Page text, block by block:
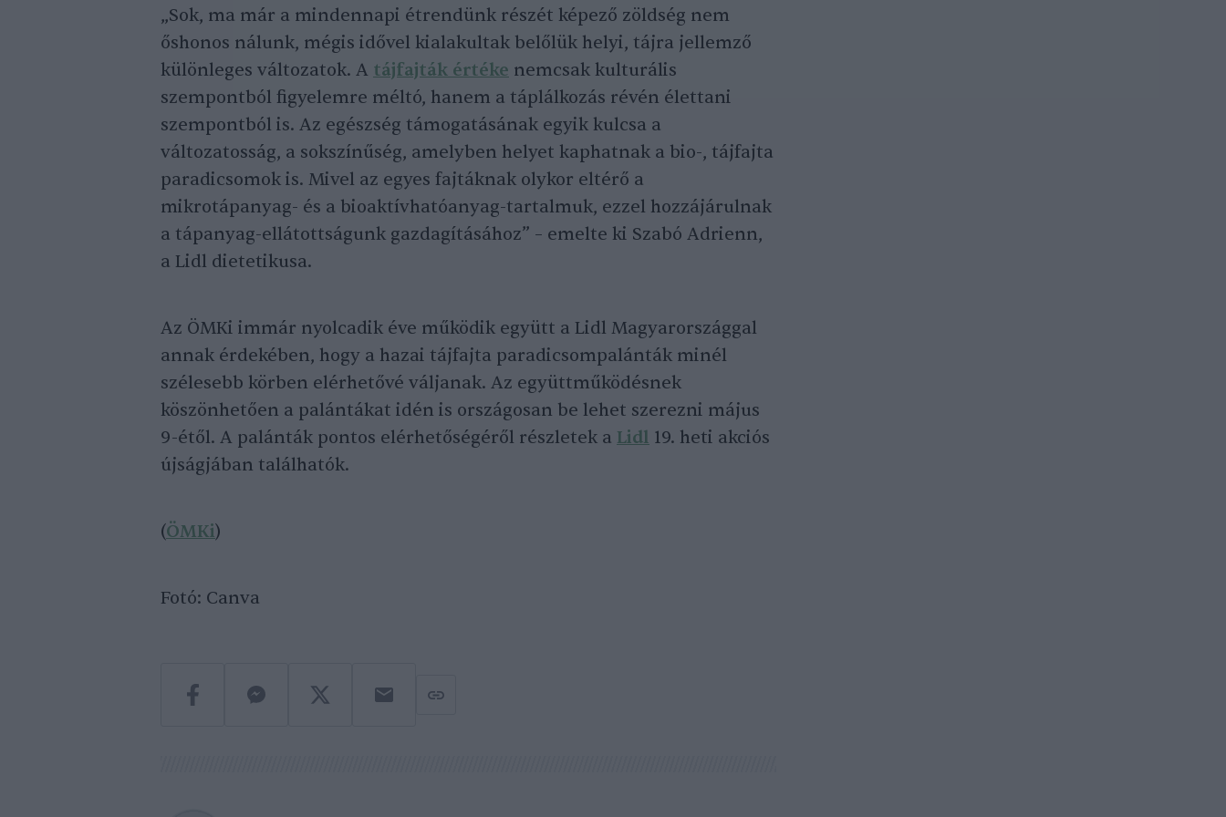
„Sok, ma már a mindennapi étrendünk részét képező zöldség nem
őshonos nálunk, mégis idővel kialakultak belőlük helyi, tájra jellemző
különleges változatok. A tájfajták értéke nemcsak kulturális
szempontból figyelemre méltó, hanem a táplálkozás révén élettani
szempontból is. Az egészség támogatásának egyik kulcsa a
változatosság, a sokszínűség, amelyben helyet kaphatnak a bio-, tájfajta
paradicsomok is. Mivel az egyes fajtáknak olykor eltérő a
mikrotápanyag- és a bioaktívhatóanyag-tartalmuk, ezzel hozzájárulnak
a tápanyag-ellátottságunk gazdagításához” – emelte ki Szabó Adrienn,
a Lidl dietetikusa.
Az ÖMKi immár nyolcadik éve működik együtt a Lidl Magyarországgal
annak érdekében, hogy a hazai tájfajta paradicsompalánták minél
szélesebb körben elérhetővé váljanak. Az együttműködésnek
köszönhetően a palántákat idén is országosan be lehet szerezni május
9-étől. A palánták pontos elérhetőségéről részletek a Lidl 19. heti akciós
újságjában találhatók.
(ÖMKi)
Fotó: Canva